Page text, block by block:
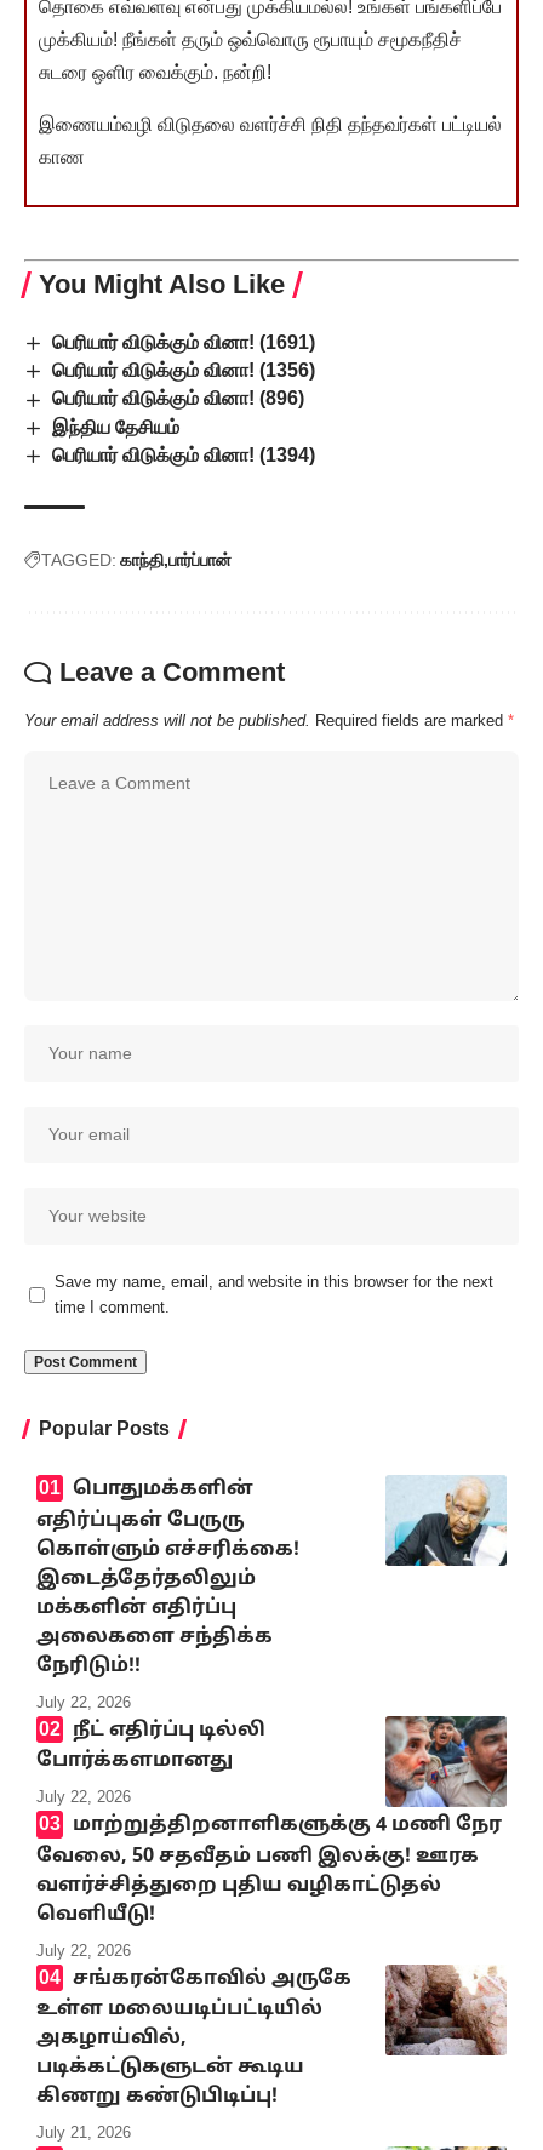
தொகை எவ்வளவு என்பது முக்கியமல்ல! உங்கள் பங்களிப்பே
முக்கியம்! நீங்கள் தரும் ஒவ்வொரு ரூபாயும் சமூகநீதிச்
சுடரை ஒளிர வைக்கும். நன்றி!
இணையம்வழி விடுதலை வளர்ச்சி நிதி தந்தவர்கள் பட்டியல்
காண
You Might Also Like
பெரியார் விடுக்கும் வினா! (1691)
பெரியார் விடுக்கும் வினா! (1356)
பெரியார் விடுக்கும் வினா! (896)
இந்திய தேசியம்
பெரியார் விடுக்கும் வினா! (1394)
TAGGED: காந்தி பார்ப்பான்
Leave a Comment
Your email address will not be published. Required fields are marked *
Save my name, email, and website in this browser for the next
time I comment.
Popular Posts
பொதுமக்களின்
எதிர்ப்புகள் பேருரு
கொள்ளும் எச்சரிக்கை!
இடைத்தேர்தலிலும்
மக்களின் எதிர்ப்பு
அலைகளை சந்திக்க
நேரிடும்!!
July 22, 2026
நீட் எதிர்ப்பு டில்லி
போர்க்களமானது
July 22, 2026
மாற்றுத்திறனாளிகளுக்கு 4 மணி நேர
வேலை, 50 சதவீதம் பணி இலக்கு! ஊரக
வளர்ச்சித்துறை புதிய வழிகாட்டுதல்
வெளியீடு!
July 22, 2026
சங்கரன்கோவில் அருகே
உள்ள மலையடிப்பட்டியில்
அகழாய்வில்,
படிக்கட்டுகளுடன் கூடிய
கிணறு கண்டுபிடிப்பு!
July 21, 2026